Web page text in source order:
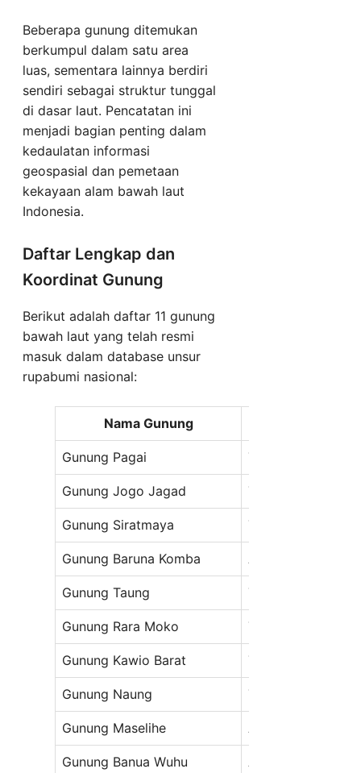
Beberapa gunung ditemukan
berkumpul dalam satu area
luas, sementara lainnya berdiri
sendiri sebagai struktur tunggal
di dasar laut. Pencatatan ini
menjadi bagian penting dalam
kedaulatan informasi
geospasial dan pemetaan
kekayaan alam bawah laut
Indonesia.
Daftar Lengkap dan
Koordinat Gunung
Berikut adalah daftar 11 gunung
bawah laut yang telah resmi
masuk dalam database unsur
rupabumi nasional:
Nama Gunung
Gunung Pagai Tidak Aktif
Gunung Jogo Jagad Tidak Aktif
Gunung Siratmaya Tidak Aktif
Gunung Baruna Komba
Gunung Taung Tidak Aktif
Gunung Rara Moko Tidak Aktif
Gunung Kawio Barat Tidak Aktif
Gunung Naung Tidak Aktif
Gunung Maselihe
Gunung Banua Wuhu